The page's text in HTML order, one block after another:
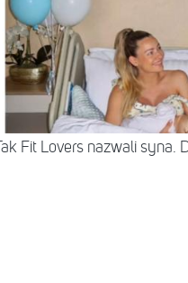
Tak Fit Lovers nazwali syna.